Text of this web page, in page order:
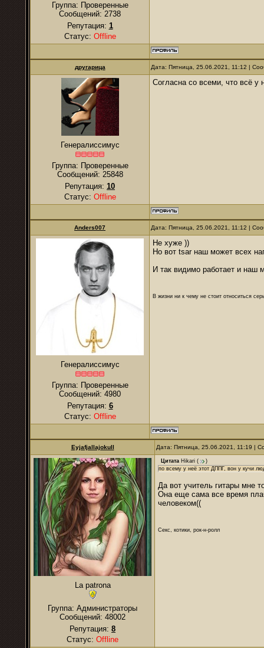
Группа: Проверенные
Сообщений: 2738
Репутация: 1
Статус: Offline
другарица Дата: Пятница, 25.06.2021, 11:12 |
Генералиссимус
Группа: Проверенные
Сообщений: 25848
Репутация: 10
Статус: Offline
Согласна со всеми, что всё у
Anders007 Дата: Пятница, 25.06.2021, 11:12 |
Генералиссимус
Группа: Проверенные
Сообщений: 4980
Репутация: 6
Статус: Offline
Не хуже ))
Но вот tsar наш может всех
И так видимо работает и
В жизни ни к чему не стоит относиться
Eyjafjallajokull Дата: Пятница, 25.06.2021, 11:19 |
La patrona
Группа: Администраторы
Сообщений: 48002
Репутация: 8
Статус: Offline
Цитата Hikari (
)
по всему у неё этот ДППГ, вон у кучи
Да вот учитель гитары мне
Она еще сама все время
человеком((
Секс, котики, рок-н-ролл